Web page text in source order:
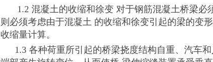
1.2 混凝土的收缩和徐变 对于钢筋混凝土桥梁
则必须考虑由于混凝土 的收缩和徐变引起的梁的变
收缩量计算。
1.3 各种荷重所引起的桥梁挠度结构自重、汽车